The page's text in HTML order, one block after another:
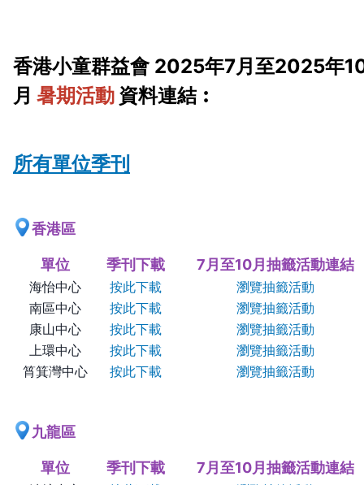
香港小童群益會 2025年7月至2025年
月 暑期活動 資料連結︰
所有單位季刊
香港區
單位 季刊下載 7月至10月抽籤活動連結
海怡中心 按此下載
瀏覽抽籤活動
南區中心
按此下載
瀏覽抽籤活動
康山中心
按此下載
瀏覽抽籤活動
上環中心
按此下載
瀏覽抽籤活動
筲箕灣中心
按此下載 瀏覽抽籤活動
九龍區
單位 季刊下載 7月至10月抽籤活動連結